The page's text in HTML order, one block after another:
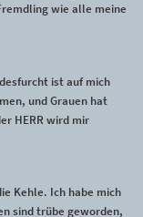
wie alle meine
ist auf mich
und Grauen hat
HERR wird mir
Kehle. Ich habe mich
sind trübe geworden,